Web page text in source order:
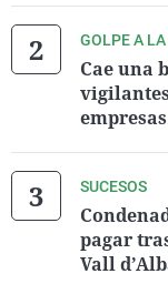
GOLPE A
Cae una
SUCESOS
pagar
Vall